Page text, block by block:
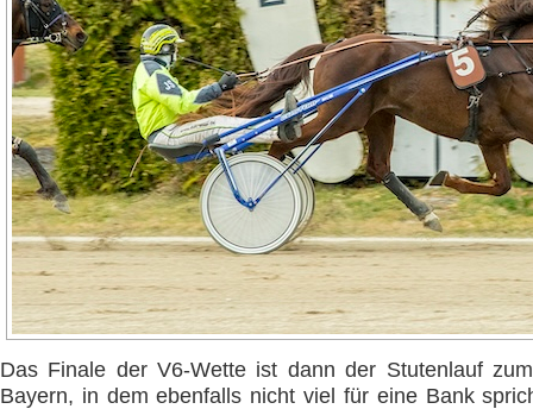
Das Finale der V6-Wette ist dann der Stutenlauf
Bayern, in dem ebenfalls nicht viel für eine Bank